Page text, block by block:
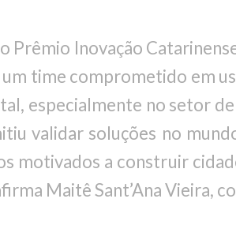
Prêmio Inovação
time comprometido em
especialmente no setor
validar soluções no
motivados a construir
Maitê Sant’Ana Vieira,